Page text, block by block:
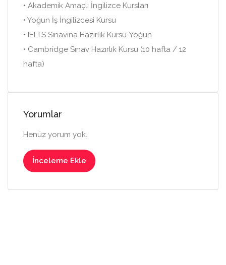
• Akademik Amaçlı İngilizce Kursları
• Yoğun İş İngilizcesi Kursu
• IELTS Sınavına Hazırlık Kursu-Yoğun
• Cambridge Sınav Hazırlık Kursu (10 hafta / 12
hafta)
Yorumlar
Henüz yorum yok.
İnceleme Ekle